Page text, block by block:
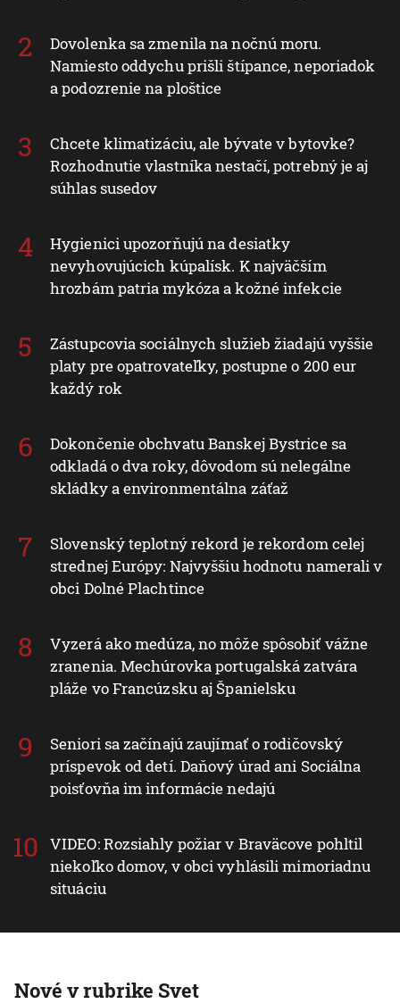
Dovolenka sa zmenila na nočnú moru.
Namiesto oddychu prišli štípance, neporiadok
a podozrenie na ploštice
Chcete klimatizáciu, ale bývate v bytovke?
Rozhodnutie vlastníka nestačí, potrebný je aj
súhlas susedov
Hygienici upozorňujú na desiatky
nevyhovujúcich kúpalísk. K najväčším
hrozbám patria mykóza a kožné infekcie
Zástupcovia sociálnych služieb žiadajú vyššie
platy pre opatrovateľky, postupne o 200 eur
každý rok
Dokončenie obchvatu Banskej Bystrice sa
odkladá o dva roky, dôvodom sú nelegálne
skládky a environmentálna záťaž
Slovenský teplotný rekord je rekordom celej
strednej Európy: Najvyššiu hodnotu namerali v
obci Dolné Plachtince
Vyzerá ako medúza, no môže spôsobiť vážne
zranenia. Mechúrovka portugalská zatvára
pláže vo Francúzsku aj Španielsku
Seniori sa začínajú zaujímať o rodičovský
príspevok od detí. Daňový úrad ani Sociálna
poisťovňa im informácie nedajú
VIDEO: Rozsiahly požiar v Braväcove pohltil
niekoľko domov, v obci vyhlásili mimoriadnu
situáciu
Nové v rubrike Svet